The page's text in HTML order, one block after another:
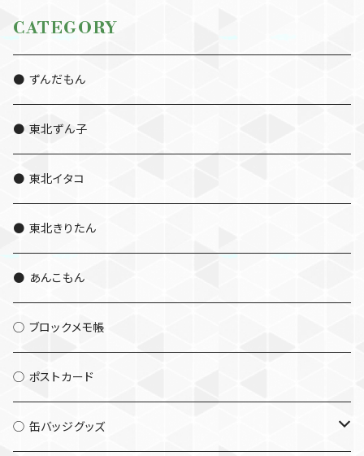
CATEGORY
● ずんだもん
● 東北ずん子
● 東北イタコ
● 東北きりたん
● あんこもん
◯ ブロックメモ帳
◯ ポストカード
◯ 缶バッジグッズ